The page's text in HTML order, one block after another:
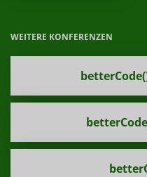
WEITERE KONFERENZEN